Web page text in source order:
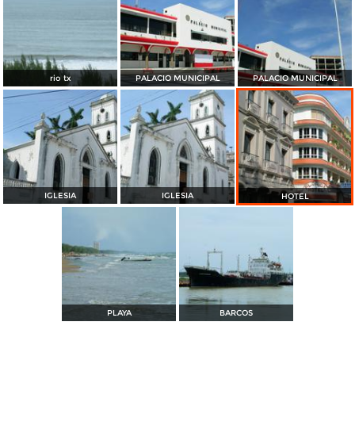
rio tx PALACIO MUNICIPAL PALACIO MUNICIPAL
IGLESIA IGLESIA HOTEL
PLAYA BARCOS